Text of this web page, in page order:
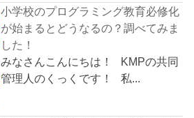
小学校のプログラミング教育必修化
が始まるとどうなるの？調べてみま
した！
みなさんこんにちは！ KMPの共同
管理人のくっくです！ 私...